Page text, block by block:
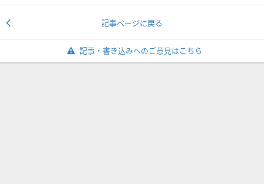
記事ページに戻る
記事・書き込みへのご意見はこちら